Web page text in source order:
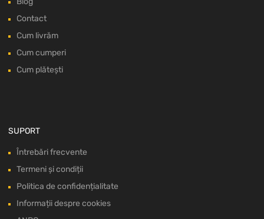
Contact
Cum livrăm
Cum cumperi
Cum plătești
SUPORT
Întrebări frecvente
Termeni și condiții
Politica de confidențialitate
Informații despre cookies